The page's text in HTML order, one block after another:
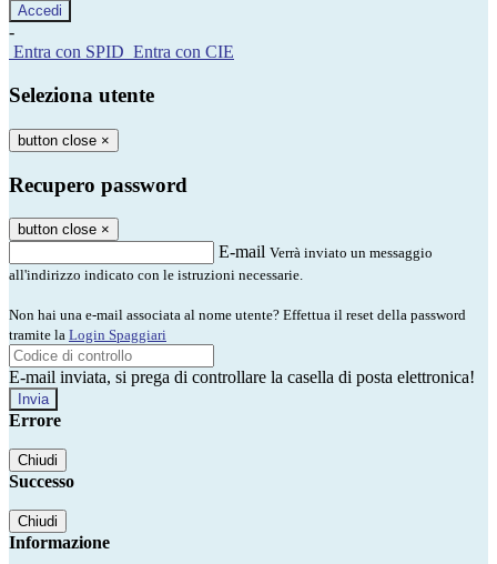
-
Entra con SPID Entra con CIE
Seleziona utente
button close ×
Recupero password
button close ×
E-mail Verrà inviato un messaggio
all'indirizzo indicato con le istruzioni necessarie.
Non hai una e-mail associata al nome utente? Effettua il reset della password
tramite la Login Spaggiari
E-mail inviata, si prega di controllare la casella di posta elettronica!
Errore
Chiudi
Successo
Chiudi
Informazione